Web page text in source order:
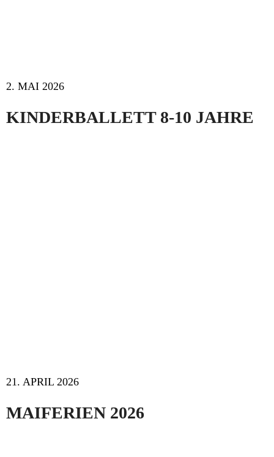
2. MAI 2026
KINDERBALLETT 8-10 JAHRE
21. APRIL 2026
MAIFERIEN 2026